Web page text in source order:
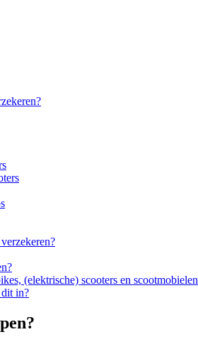
(elektrische) scooters en scootmobielen
in?